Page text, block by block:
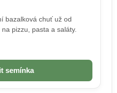
bazalková chuť už od
pizzu, pasta a saláty.
semínka